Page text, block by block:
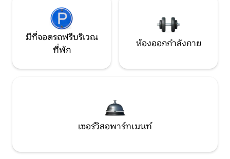
มีที่จอดรถฟรีบริเวณ
ที่พัก
ห้องออกกำลังกาย
เซอร์วิสอพาร์ทเมนท์